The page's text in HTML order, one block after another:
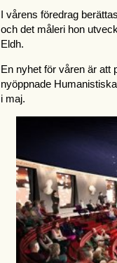
I vårens föredrag
och det måleri hon
Eldh.
En nyhet för våren är att
nyöppnade
i maj.